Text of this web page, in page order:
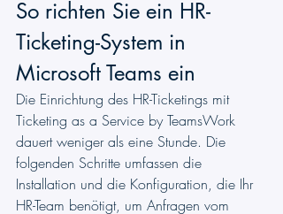
So richten Sie ein HR-
Ticketing-System in
Microsoft Teams ein
Die Einrichtung des HR-Ticketings mit
Ticketing as a Service by TeamsWork
dauert weniger als eine Stunde. Die
folgenden Schritte umfassen die
Installation und die Konfiguration, die Ihr
HR-Team benötigt, um Anfragen vom